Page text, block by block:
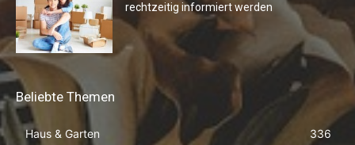
rechtzeitig informiert werden
Beliebte Themen
Haus & Garten
336